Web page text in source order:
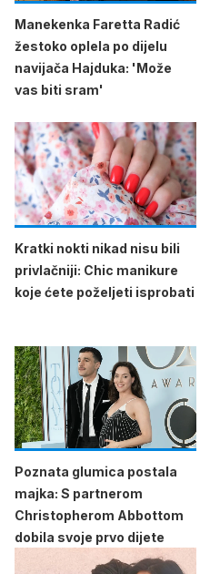
Manekenka Faretta Radić
žestoko oplela po dijelu
navijača Hajduka: 'Može
vas biti sram'
Kratki nokti nikad nisu bili
privlačniji: Chic manikure
koje ćete poželjeti isprobati
Poznata glumica postala
majka: S partnerom
Christopherom Abbottom
dobila svoje prvo dijete